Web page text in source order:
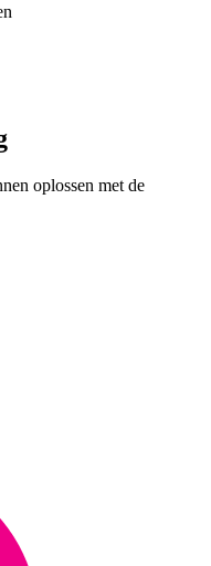
oplossen met de